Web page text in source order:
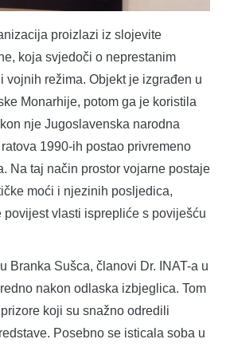
proizlazi iz slojevite
koja svjedoči o neprestanim
vojnih režima. Objekt je izgrađen u
Monarhije, potom ga je koristila
nje Jugoslavenska narodna
1990-ih postao privremeno
Na taj način prostor vojarne postaje
moći i njezinih posljedica,
povijest vlasti isprepliće s poviješću
Branka Sušca, članovi Dr. INAT-a u
nakon odlaska izbjeglica. Tom
koji su snažno odredili
Posebno se isticala soba u